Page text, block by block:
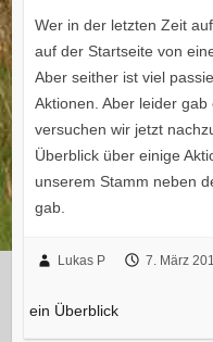
Wer in der letzten Zeit
auf der Startseite von
Aber seither ist viel
Aktionen. Aber leider
versuchen wir jetzt
Überblick über einige
unserem Stamm neben
gab.
Lukas P 7. März
ein Überblick